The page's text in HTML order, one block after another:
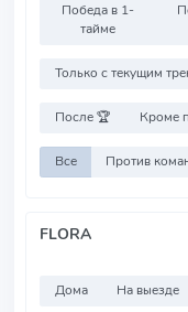
Победа в 1-
тайме
Только с текущим
После 🏆 Кроме
Все
FLORA
Дома На выезде